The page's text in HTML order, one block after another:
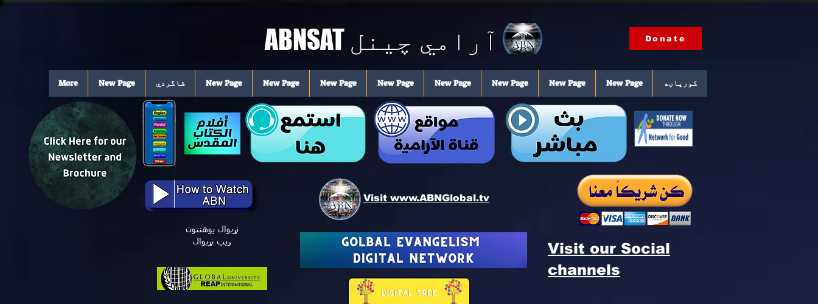
ABNSAT آرامي چینل Donate
کورپاڼه New Page
New Page
New Page
New Page
New Page
New Page
New Page
New Page شاگردي New Page
More
نړیوال پوهنتون
ریپ نړیوال
Visit www.ABNGlobal.tv
Visit our Social
channels